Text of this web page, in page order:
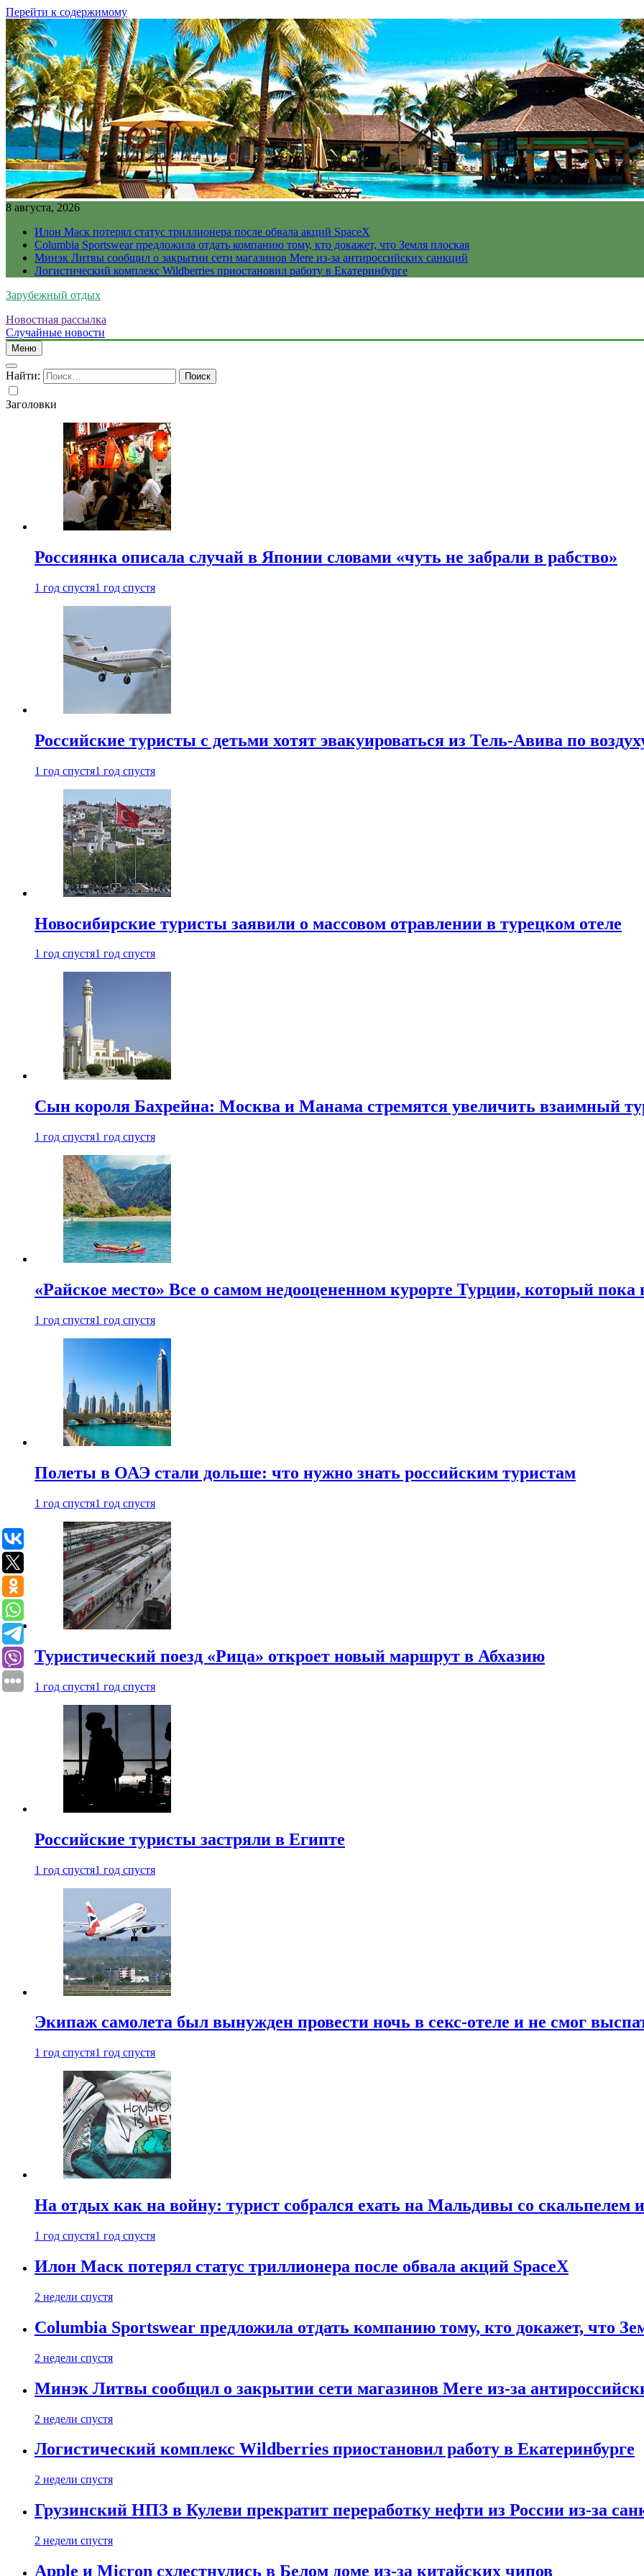
Перейти к содержимому
8 августа, 2026
Илон Маск потерял статус триллионера после обвала акций SpaceX
Columbia Sportswear предложила отдать компанию тому, кто докажет, что Земля плоская
Минэк Литвы сообщил о закрытии сети магазинов Mere из-за антироссийских санкций
Логистический комплекс Wildberries приостановил работу в Екатеринбурге
Зарубежный отдых
Новостная рассылка
Случайные новости
Меню
Найти:
Заголовки
Россиянка описала случай в Японии словами «чуть не забрали в рабство»
1 год спустя1 год спустя
Российские туристы с детьми хотят эвакуироваться из Тель-Авива по
1 год спустя1 год спустя
Новосибирские туристы заявили о массовом отравлении в турецком отеле
1 год спустя1 год спустя
Сын короля Бахрейна: Москва и Манама стремятся увеличить взаимный
1 год спустя1 год спустя
«Райское место» Все о самом недооцененном курорте Турции, который пока
1 год спустя1 год спустя
Полеты в ОАЭ стали дольше: что нужно знать российским туристам
1 год спустя1 год спустя
Туристический поезд «Рица» откроет новый маршрут в Абхазию
1 год спустя1 год спустя
Российские туристы застряли в Египте
1 год спустя1 год спустя
Экипаж самолета был вынужден провести ночь в секс-отеле и не смог
1 год спустя1 год спустя
На отдых как на войну: турист собрался ехать на Мальдивы со скальпелем
1 год спустя1 год спустя
Илон Маск потерял статус триллионера после обвала акций SpaceX
2 недели спустя
Columbia Sportswear предложила отдать компанию тому, кто докажет, что
2 недели спустя
Минэк Литвы сообщил о закрытии сети магазинов Mere из-за
2 недели спустя
Логистический комплекс Wildberries приостановил работу в Екатеринбурге
2 недели спустя
Грузинский НПЗ в Кулеви прекратит переработку нефти из России из-за
2 недели спустя
Apple и Micron схлестнулись в Белом доме из-за китайских чипов